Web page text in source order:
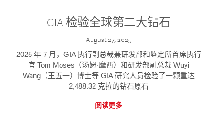
GIA 检验全球第二大钻石
August 27, 2025
2025 年 7 月，GIA 执行副总裁兼研发部和鉴定所首席执行
官 Tom Moses（汤姆·摩西）和研发部副总裁 Wuyi
Wang（王五一）博士等 GIA 研究人员检验了一颗重达
2,488.32 克拉的钻石原石
阅读更多